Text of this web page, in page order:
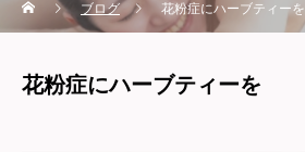
ブログ 花粉症にハーブティーを
花粉症にハーブティーを